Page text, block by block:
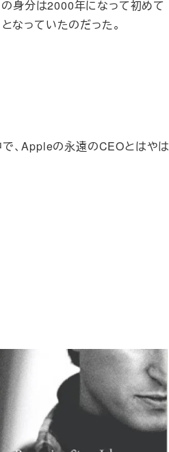
の身分は2000年になって初めて
なっていたのだった。
、Appleの永遠のCEOとはやは